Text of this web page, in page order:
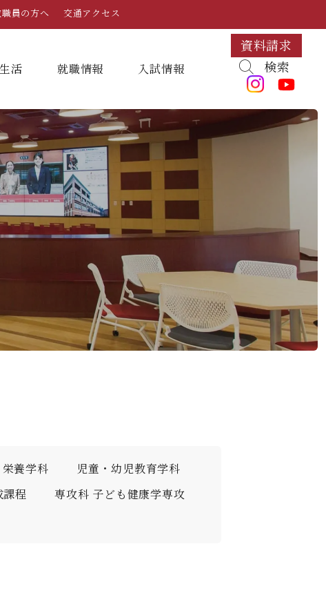
員の方へ 交通アクセス
キャンパスマップ・施設紹介
組織・教員数・学生数
デジタルパンフレット
攻）
学納金
寮・一人暮らし
大学イベント
就職対策講座・ガイダンス
就職に強いKYUJO
就職なんでも相談窓口
入試日程・科目
デジタルパンフレット
入学試験問題
WEB相談会
活 就職情報 ⼊試情報
資料請求
検索
栄養学科
児童・幼児教育学科
程
専攻科 子ども健康学専攻